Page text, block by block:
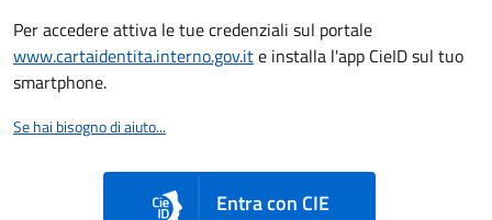
Per accedere attiva le tue credenziali sul portale
www.cartaidentita.interno.gov.ite installa l'app CieID sul tuo
smartphone.
Se hai bisogno di aiuto...
Entra con CIE